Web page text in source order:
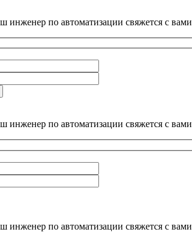
инженер по автоматизации свяжется с вами
инженер по автоматизации свяжется с вами
инженер по автоматизации свяжется с вами